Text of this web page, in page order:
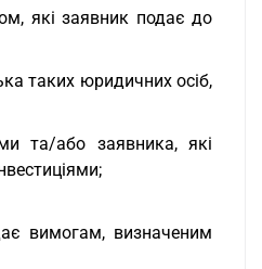
які заявник подає до
таких юридичних осіб,
та/або заявника, які
вимогам, визначеним